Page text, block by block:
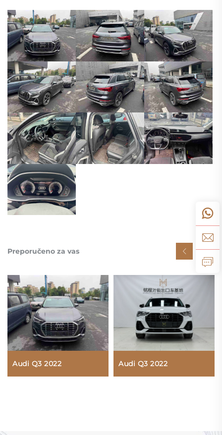
Preporučeno za vas
Audi Q3 2022 Audi Q3 2022